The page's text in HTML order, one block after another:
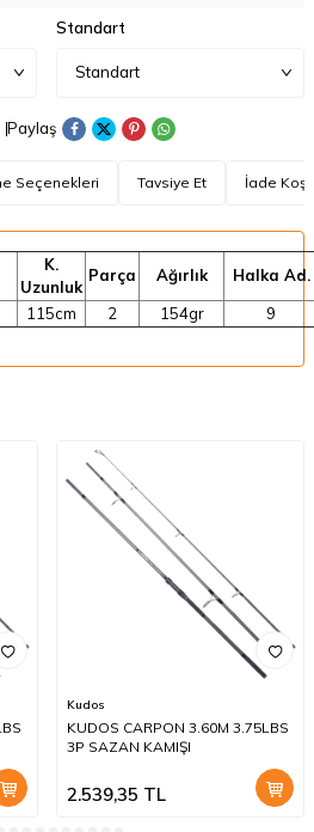
Standart
Paylaş
Seçenekleri Tavsiye Et İade
K.
Uzunluk
Parça Ağırlık
Halka Ad.
115cm 2 154gr 9
Kudos
KUDOS CARPON 3.60M 3.75LBS
3P SAZAN KAMIŞI
2.539,35 TL